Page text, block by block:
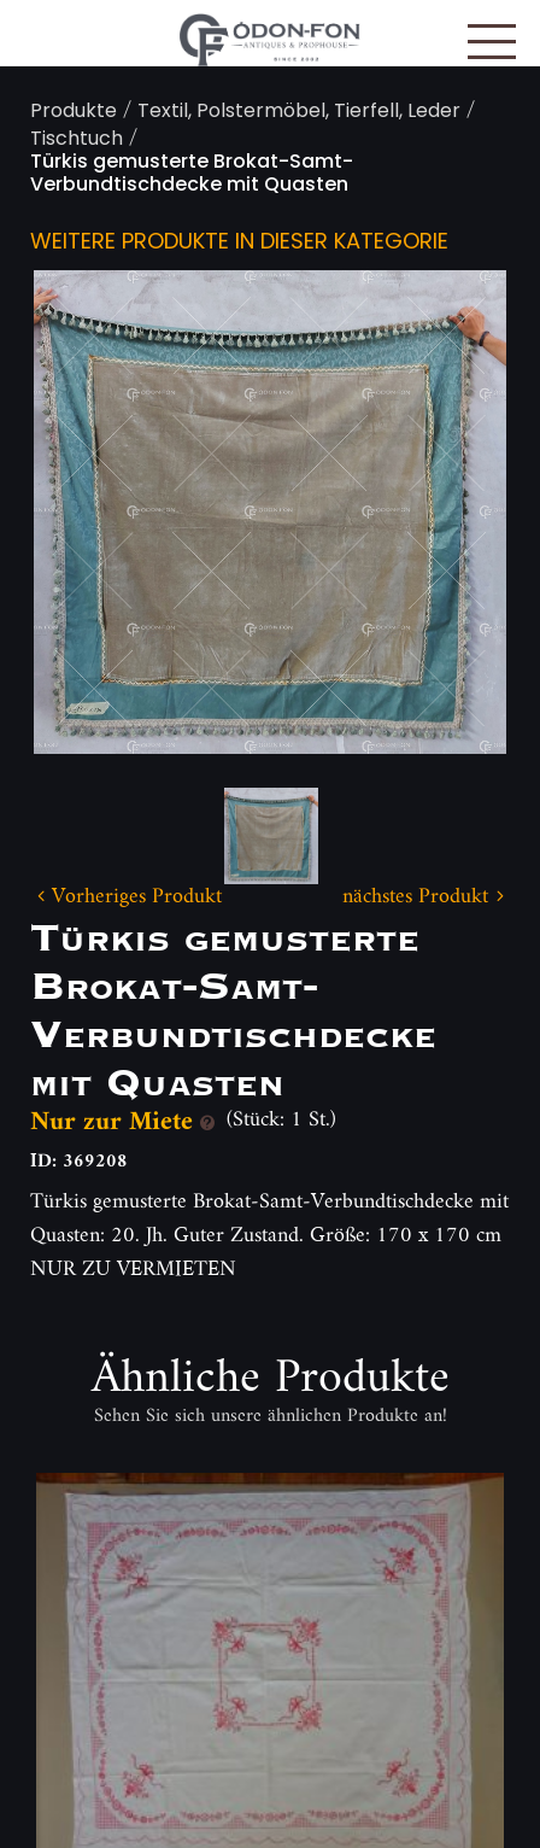
Produkte/ Textil, Polstermöbel, Tierfell, Leder/
Tischtuch/
Türkis gemusterte Brokat-Samt-
Verbundtischdecke mit Quasten
WEITERE PRODUKTE IN DIESER KATEGORIE
Vorheriges Produkt nächstes Produkt
Türkis gemusterte
Brokat-Samt-
Verbundtischdecke
mit Quasten
Nur zur Miete (Stück: 1 St.)
ID: 369208
Türkis gemusterte Brokat-Samt-Verbundtischdecke mit
Quasten: 20. Jh. Guter Zustand. Größe: 170 x 170 cm
NUR ZU VERMIETEN
Ähnliche Produkte
Sehen Sie sich unsere ähnlichen Produkte an!